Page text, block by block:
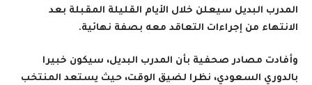
المدرب البديل سيعلن خلال الأيام القليلة المقبلة بعد
الانتهاء من إجراءات التعاقد معه بصفة نهائية.
وأفادت مصادر صحفية بأن المدرب البديل، سيكون خبيرا
بالدوري السعودي، نظرا لضيق الوقت، حيث يستعد المنتخب